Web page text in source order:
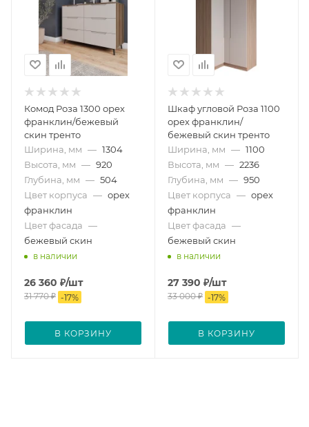
Комод Роза 1300 орех
франклин/бежевый
скин тренто
Ширина, мм — 1304
Высота, мм — 920
Глубина, мм — 504
Цвет корпуса — орех
франклин
Цвет фасада —
бежевый скин
в наличии
26 360 ₽/шт
31 770₽ -17%
В КОРЗИНУ
Шкаф угловой Роза 1100
орех франклин/
бежевый скин тренто
Ширина, мм — 1100
Высота, мм — 2236
Глубина, мм — 950
Цвет корпуса — орех
франклин
Цвет фасада —
бежевый скин
в наличии
27 390 ₽/шт
33 000₽ -17%
В КОРЗИНУ